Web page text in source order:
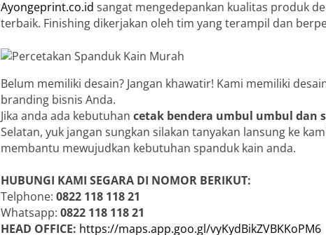
Ayongeprint.co.id sangat mengedepankan kualitas produk
terbaik. Finishing dikerjakan oleh tim yang terampil dan
Belum memiliki desain? Jangan khawatir! Kami memiliki
branding bisnis Anda.
Jika anda ada kebutuhancetak bendera umbul umbul dan
Selatan, yuk jangan sungkan silakan tanyakan lansung ke
membantu mewujudkan kebutuhan spanduk kain anda.
HUBUNGI KAMI SEGARA DI NOMOR BERIKUT:
Telphone:0822 118 118 21
Whatsapp:0822 118 118 21
HEAD OFFICE: https://maps.app.goo.gl/vyKydBikZVBKKoPM6